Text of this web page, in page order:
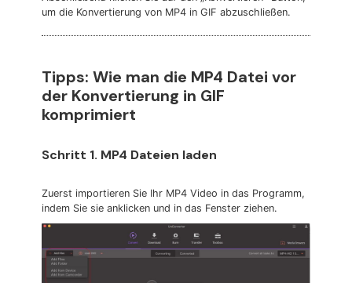
um die Konvertierung von MP4 in GIF abzuschließen.
Tipps: Wie man die MP4 Datei vor
der Konvertierung in GIF
komprimiert
Schritt 1. MP4 Dateien laden
Zuerst importieren Sie Ihr MP4 Video in das Programm,
indem Sie sie anklicken und in das Fenster ziehen.